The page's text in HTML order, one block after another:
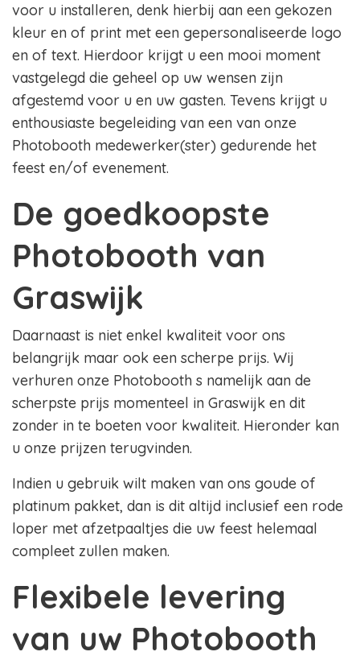
voor u installeren, denk hierbij aan een gekozen
kleur en of print met een gepersonaliseerde logo
en of text. Hierdoor krijgt u een mooi moment
vastgelegd die geheel op uw wensen zijn
afgestemd voor u en uw gasten. Tevens krijgt u
enthousiaste begeleiding van een van onze
Photobooth medewerker(ster) gedurende het
feest en/of evenement.
De goedkoopste
Photobooth van
Graswijk
Daarnaast is niet enkel kwaliteit voor ons
belangrijk maar ook een scherpe prijs. Wij
verhuren onze Photobooth s namelijk aan de
scherpste prijs momenteel in Graswijk en dit
zonder in te boeten voor kwaliteit. Hieronder kan
u onze prijzen terugvinden.
Indien u gebruik wilt maken van ons goude of
platinum pakket, dan is dit altijd inclusief een rode
loper met afzetpaaltjes die uw feest helemaal
compleet zullen maken.
Flexibele levering
van uw Photobooth